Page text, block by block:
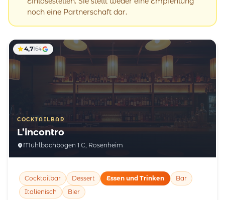
noch eine Partnerschaft dar.
COCKTAILBAR
L’incontro
Mühlbachbogen 1 C, Rosenheim
4,7164
Cocktailbar Dessert Essen und Trinken
Bar
Italienisch
Bier